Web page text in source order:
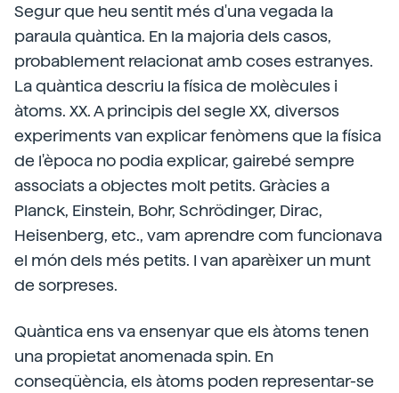
Segur que heu sentit més d'una vegada la
paraula quàntica. En la majoria dels casos,
probablement relacionat amb coses estranyes.
La quàntica descriu la física de molècules i
àtoms. XX. A principis del segle XX, diversos
experiments van explicar fenòmens que la física
de l'època no podia explicar, gairebé sempre
associats a objectes molt petits. Gràcies a
Planck, Einstein, Bohr, Schrödinger, Dirac,
Heisenberg, etc., vam aprendre com funcionava
el món dels més petits. I van aparèixer un munt
de sorpreses.
Quàntica ens va ensenyar que els àtoms tenen
una propietat anomenada spin. En
conseqüència, els àtoms poden representar-se